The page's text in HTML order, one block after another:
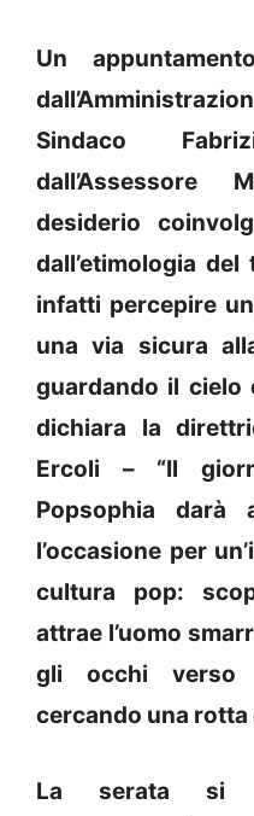
Un
Sindaco
dall’Assessore
desiderio
dall’etimologia
infatti percepire
una via sicura
guardando il cielo
dichiara la
Ercoli – “Il
Popsophia darà
l’occasione per
cultura pop:
attrae l’uomo
gli occhi verso
cercando una rotta
La serata si